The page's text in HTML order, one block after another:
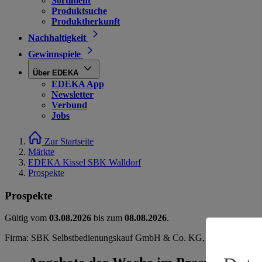
Produktsuche
Produktherkunft
Nachhaltigkeit
Gewinnspiele
Über EDEKA
EDEKA App
Newsletter
Verbund
Jobs
Zur Startseite
Märkte
EDEKA Kissel SBK Walldorf
Prospekte
Prospekte
Gültig vom 03.08.2026 bis zum 08.08.2026.
Firma: SBK Selbstbedienungskauf GmbH & Co. KG, Johannes-